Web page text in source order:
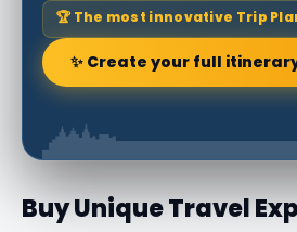
🏆 The most innovative Trip
✨ Create your full
Buy Unique Travel